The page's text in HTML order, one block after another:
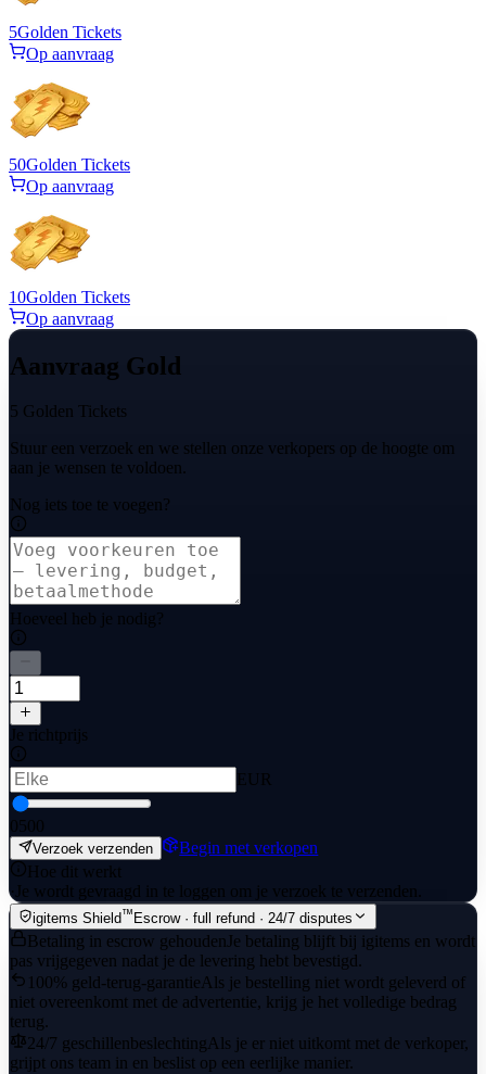
5Golden Tickets
Op aanvraag
50Golden Tickets
Op aanvraag
10Golden Tickets
Op aanvraag
Aanvraag Gold
5 Golden Tickets
Stuur een verzoek en we stellen onze verkopers op de hoogte om
aan je wensen te voldoen.
Nog iets toe te voegen?
Hoeveel heb je nodig?
Je richtprijs
EUR
0500
Verzoek verzenden
Begin met verkopen
Hoe dit werkt
· Je wordt gevraagd in te loggen om je verzoek te verzenden.
igitems Shield™ Escrow · full refund · 24/7 disputes
Betaling in escrow gehoudenJe betaling blijft bij igitems en wordt
pas vrijgegeven nadat je de levering hebt bevestigd.
100% geld-terug-garantieAls je bestelling niet wordt geleverd of
niet overeenkomt met de advertentie, krijg je het volledige bedrag
terug.
24/7 geschillenbeslechtingAls je er niet uitkomt met de verkoper,
grijpt ons team in en beslist op een eerlijke manier.